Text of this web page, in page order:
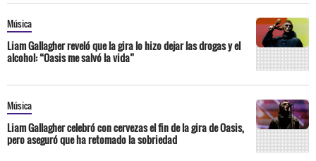
Música
Liam Gallagher reveló que la gira lo hizo dejar las drogas y el
alcohol: “Oasis me salvó la vida”
Música
Liam Gallagher celebró con cervezas el fin de la gira de Oasis,
pero aseguró que ha retomado la sobriedad